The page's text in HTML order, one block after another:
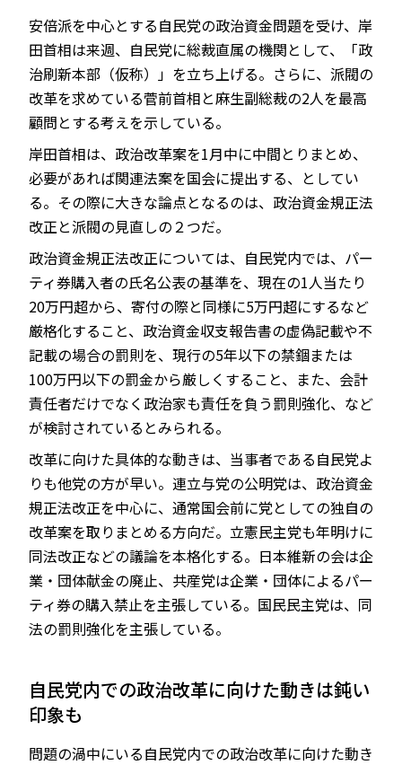
JP EN
安倍派を中心とする自民党の政治資金問題を受け、岸
田首相は来週、自民党に総裁直属の機関として、「政
治刷新本部（仮称）」を立ち上げる。さらに、派閥の
改革を求めている菅前首相と麻生副総裁の2人を最高
顧問とする考えを示している。
岸田首相は、政治改革案を1月中に中間とりまとめ、
必要があれば関連法案を国会に提出する、としてい
る。その際に大きな論点となるのは、政治資金規正法
改正と派閥の見直しの２つだ。
政治資金規正法改正については、自民党内では、パー
ティ券購入者の氏名公表の基準を、現在の1人当たり
20万円超から、寄付の際と同様に5万円超にするなど
厳格化すること、政治資金収支報告書の虚偽記載や不
記載の場合の罰則を、現行の5年以下の禁錮または
100万円以下の罰金から厳しくすること、また、会計
責任者だけでなく政治家も責任を負う罰則強化、など
が検討されているとみられる。
改革に向けた具体的な動きは、当事者である自民党よ
りも他党の方が早い。連立与党の公明党は、政治資金
規正法改正を中心に、通常国会前に党としての独自の
改革案を取りまとめる方向だ。立憲民主党も年明けに
同法改正などの議論を本格化する。日本維新の会は企
業・団体献金の廃止、共産党は企業・団体によるパー
ティ券の購入禁止を主張している。国民民主党は、同
法の罰則強化を主張している。
自民党内での政治改革に向けた動きは鈍い
印象も
問題の渦中にいる自民党内での政治改革に向けた動き